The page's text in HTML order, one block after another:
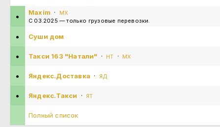
• Maxim ·
MX
С 03.2025 — только грузовые перевозки.
• Суши дом
• Такси 163 "Натали" · НТ · MX
• Яндекс.Доставка · ЯД
• Яндекс.Такси · ЯТ
Полный список